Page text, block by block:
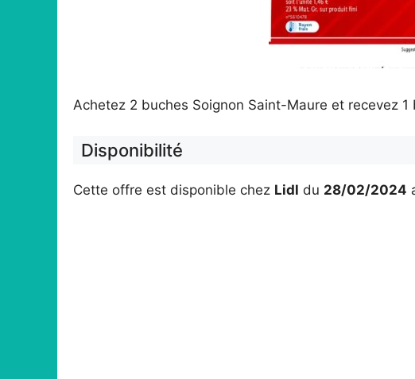
Achetez 2 buches Soignon Saint-Maure et recevez
Disponibilité
Cette offre est disponible chez Lidl du 28/02/2024